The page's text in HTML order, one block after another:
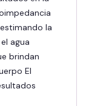
la
agua
brindan
El